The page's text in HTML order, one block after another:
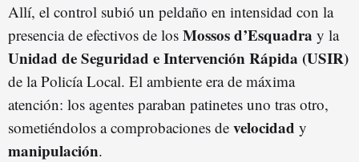
Allí, el control subió un peldaño en intensidad con la
presencia de efectivos de los Mossos d’Esquadra y la
Unidad de Seguridad e Intervención Rápida (USIR)
de la Policía Local. El ambiente era de máxima
atención: los agentes paraban patinetes uno tras otro,
sometiéndolos a comprobaciones de velocidad y
manipulación.